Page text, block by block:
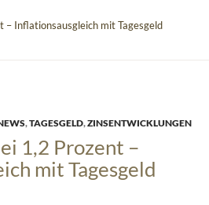
Inflationsausgleich mit Tagesgeld
,TAGESGELD,ZINSENTWICKLUNGEN
1,2 Prozent –
mit Tagesgeld